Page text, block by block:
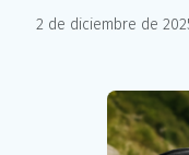
2 de diciembre de